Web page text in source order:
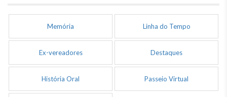
Memória Linha do Tempo
Ex-vereadores Destaques
História Oral Passeio Virtual